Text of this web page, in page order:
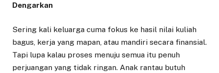
Dengarkan
Sering kali keluarga cuma fokus ke hasil nilai kuliah
bagus, kerja yang mapan, atau mandiri secara finansial.
Tapi lupa kalau proses menuju semua itu penuh
perjuangan yang tidak ringan. Anak rantau butuh